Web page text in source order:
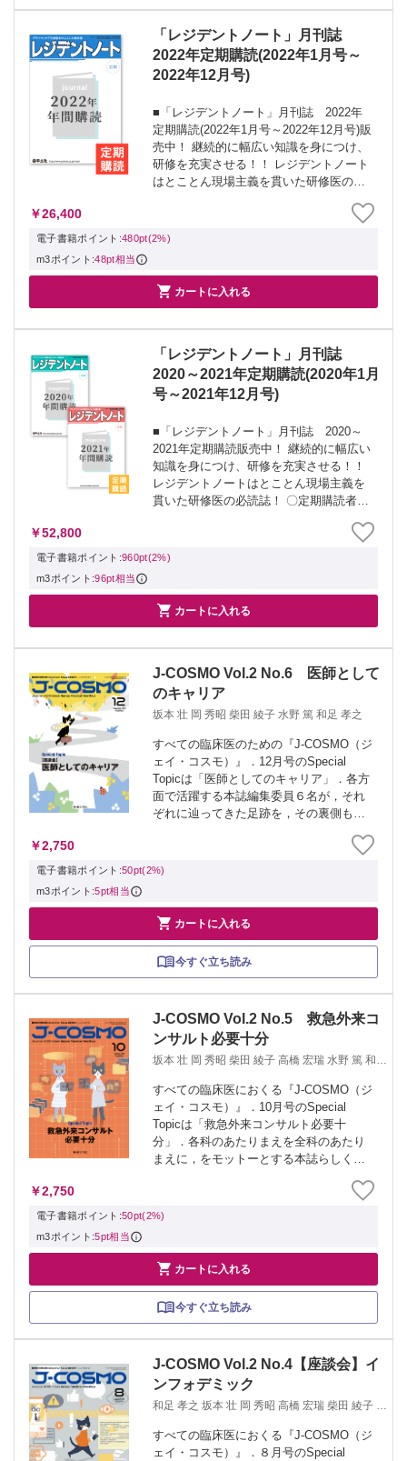
「レジデントノート」月刊誌
2022年定期購読(2022年1月号～
2022年12月号)
■「レジデントノート」月刊誌 2022年
定期購読(2022年1月号～2022年12月号)販
売中！ 継続的に幅広い知識を身につけ、
研修を充実させる！！ レジデントノート
はとことん現場主義を貫いた研修医の必
にやる気が起こる！ ・大人気連載がもれ
なく読める ・質の高...
￥26,400
電子書籍ポイント:480pt(2%)
m3ポイント:48pt相当
 カートに入れる
「レジデントノート」月刊誌
2020～2021年定期購読(2020年1月
号～2021年12月号)
■「レジデントノート」月刊誌 2020～
2021年定期購読販売中！ 継続的に幅広い
知識を身につけ、研修を充実させる！！
レジデントノートはとことん現場主義を
貫いた研修医の必読誌！ 〇定期購読者の
大人気連載がもれなく読める ・質の高い
タイムリーな記事が読める ・...
￥52,800
電子書籍ポイント:960pt(2%)
m3ポイント:96pt相当
 カートに入れる
J-COSMO Vol.2 No.6 医師として
のキャリア
坂本 壮 岡 秀昭 柴田 綾子 水野 篤 和足 孝之
すべての臨床医のための『J-COSMO（ジ
ェイ・コスモ）』．12月号のSpecial
Topicは「医師としてのキャリア」．各方
面で活躍する本誌編集委員６名が，それ
ぞれに辿ってきた足跡を，その裏側も含
望，若手医師へのメッセージなどを熱く
語ります．ご期待ください．なお...
￥2,750
電子書籍ポイント:50pt(2%)
m3ポイント:5pt相当
 カートに入れる
今すぐ立ち読み
J-COSMO Vol.2 No.5 救急外来コ
ンサルト必要十分
坂本 壮 岡 秀昭 柴田 綾子 高橋 宏瑞 水野 篤 和足
すべての臨床医におくる『J-COSMO（ジ
ェイ・コスモ）』．10月号のSpecial
Topicは「救急外来コンサルト必要十
分」．各科のあたりまえを全科のあたり
まえに，をモットーとする本誌らしく，
ルテーションを取り上げます．もちろ
ん，珠玉の連載陣も益々内容充実！ ...
￥2,750
電子書籍ポイント:50pt(2%)
m3ポイント:5pt相当
 カートに入れる
今すぐ立ち読み
J-COSMO Vol.2 No.4【座談会】イ
ンフォデミック
和足 孝之 坂本 壮 岡 秀昭 高橋 宏瑞 柴田 綾子 水
すべての臨床医におくる『J-COSMO（ジ
ェイ・コスモ）』．８月号のSpecial